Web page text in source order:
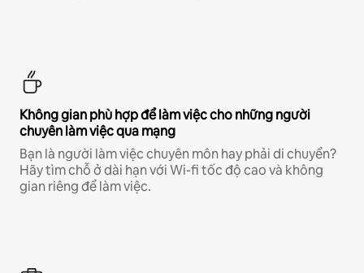
Không gian phù hợp để làm việc cho những người
chuyên làm việc qua mạng
Bạn là người làm việc chuyên môn hay phải di chuyển?
Hãy tìm chỗ ở dài hạn với Wi-fi tốc độ cao và không
gian riêng để làm việc.